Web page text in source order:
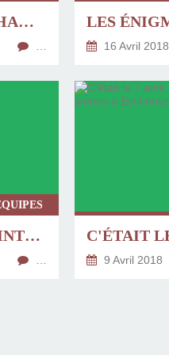
DU 15 AU 22 AVRIL - CHAMPIONNAT DE FRANCE DES JEUNES, À AGEN - 1/4
16 Avril 2018
DIMANCHE 8 AVRIL - INTERCLUBS
9 Avril 2018